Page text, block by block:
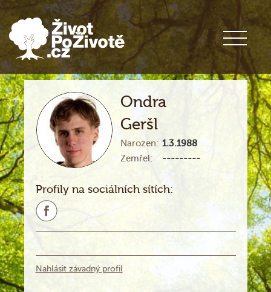
Ondra
Geršl
Narozen: 1.3.1988
Zemřel:
---------
Profily na sociálních sítích:
Nahlásit závadný profil